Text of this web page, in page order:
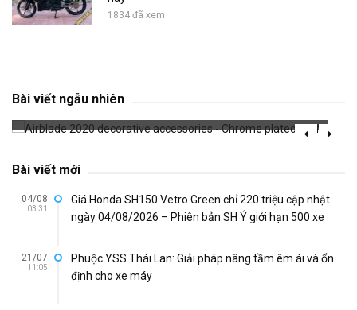
1834 đã xem
Bài viết ngẫu nhiên
Chrome plated muffler
Bài viết mới
04/08
03:31
Giá Honda SH150 Vetro Green chỉ 220 triệu cập nhật
ngày 04/08/2026 – Phiên bản SH Ý giới hạn 500 xe
21/07
11:05
Phuộc YSS Thái Lan: Giải pháp nâng tầm êm ái và ổn
định cho xe máy